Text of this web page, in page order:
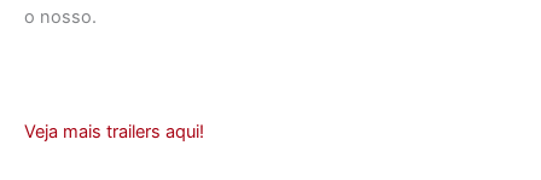
o nosso.
Veja mais trailers aqui!